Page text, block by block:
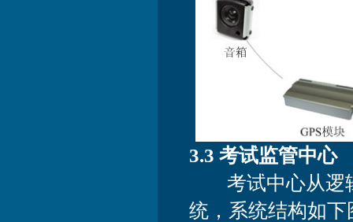
3.3 考试监管中心
考试中心从逻辑
统，系统结构如下